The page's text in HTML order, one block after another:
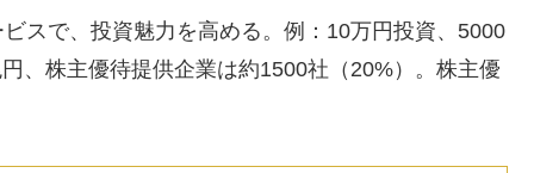
スで、投資魅力を高める。例：10万円投資、5000
、株主優待提供企業は約1500社（20%）。株主優